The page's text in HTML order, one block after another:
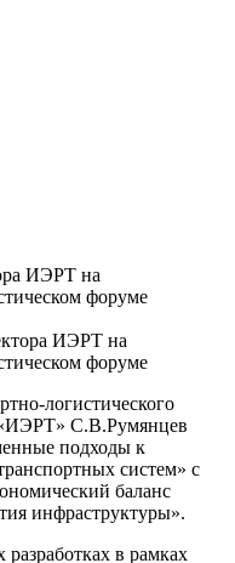
ИЭРТ на
форуме
ИЭРТ на
форуме
логистического
С.В.Румянцев
подходы к
систем» с
баланс
инфраструктуры».
в рамках